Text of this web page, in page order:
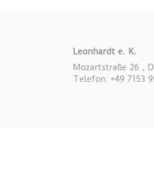
Leonhardt e. K.
Mozartstraße 26 ,
Telefon: +49 7153